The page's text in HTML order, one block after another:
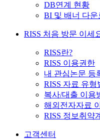
DB연계 현황
BI 및 배너 다운
RISS 처음 방문 이세
RISS란?
RISS 이용권한
내 관심논문 등
RISS 자료 유형
복사/대출 이용
해외전자자료
RISS 정보취약
고객센터